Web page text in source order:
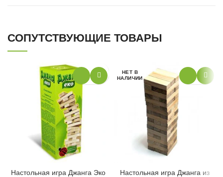
СОПУТСТВУЮЩИЕ ТОВАРЫ
Настольная игра Джанга Эко
НЕТ В
НАЛИЧИИ
Настольная игра Джанга из